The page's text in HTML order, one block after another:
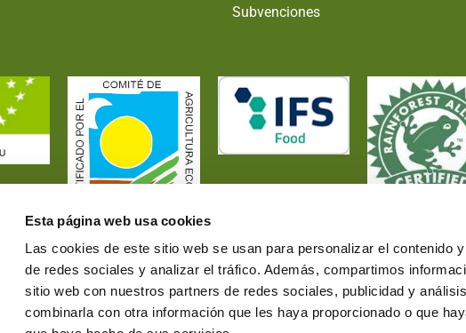
Esta página web usa cookies
Las cookies de este sitio web se usan para personalizar el contenido
de redes sociales y analizar el tráfico. Además, compartimos
sitio web con nuestros partners de redes sociales, publicidad y
combinarla con otra información que les haya proporcionado o que
Subvenciones